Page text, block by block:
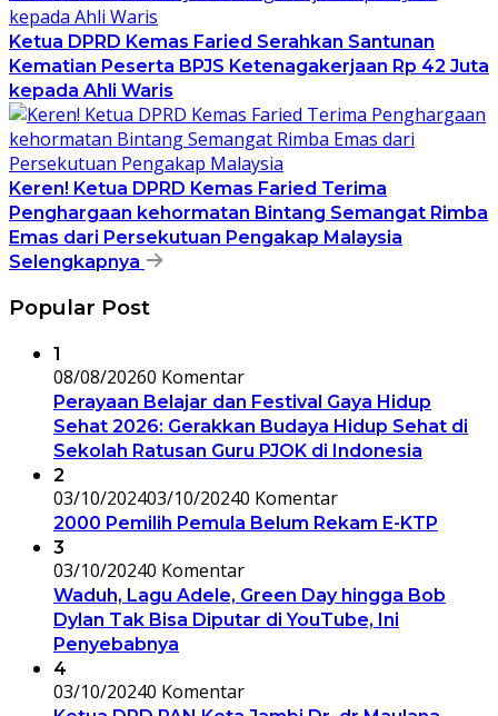
Ketua DPRD Kemas Faried Serahkan Santunan
Kematian Peserta BPJS Ketenagakerjaan Rp 42 Juta
kepada Ahli Waris
Keren! Ketua DPRD Kemas Faried Terima
Penghargaan kehormatan Bintang Semangat Rimba
Emas dari Persekutuan Pengakap Malaysia
Selengkapnya
Popular Post
1
08/08/20260 Komentar
Perayaan Belajar dan Festival Gaya Hidup
Sehat 2026: Gerakkan Budaya Hidup Sehat di
Sekolah Ratusan Guru PJOK di Indonesia
2
03/10/202403/10/20240 Komentar
2000 Pemilih Pemula Belum Rekam E-KTP
3
03/10/20240 Komentar
Waduh, Lagu Adele, Green Day hingga Bob
Dylan Tak Bisa Diputar di YouTube, Ini
Penyebabnya
4
03/10/20240 Komentar